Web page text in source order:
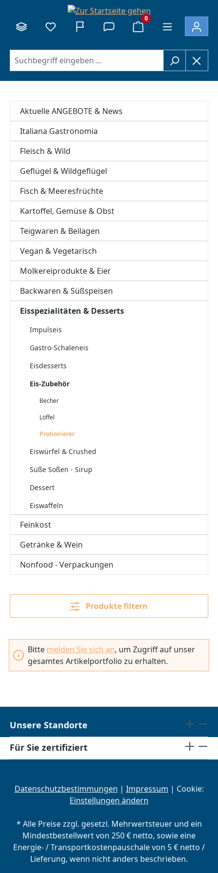
0
Aktuelle ANGEBOTE & News
Italiana Gastronomia
Fleisch & Wild
Geflügel & Wildgeflügel
Fisch & Meeresfrüchte
Kartoffel, Gemüse & Obst
Teigwaren & Beilagen
Vegan & Vegetarisch
Molkereiprodukte & Eier
Backwaren & Süßspeisen
Eisspezialitäten & Desserts
Impulseis
Gastro-Schaleneis
Eisdesserts
Eis-Zubehör
Becher
Löffel
Protionierer
Eiswürfel & Crushed
Süße Soßen - Sirup
Dessert
Eiswaffeln
Feinkost
Getränke & Wein
Nonfood - Verpackungen
Produkte filtern
Bitte melden Sie sich an, um Zugriff auf unser
gesamtes Artikelportfolio zu erhalten.
Unsere Standorte
Für Sie zertifiziert
Datenschutzbestimmungen | Impressum | Cookie:
Einstellungen ändern
* Alle Preise zzgl. gesetzl. Mehrwertsteuer und ein
Mindestbestellwert von 250 € netto, sowie eine
Energie- / Transportkostenpauschale von 5 € netto /
Lieferung, wenn nicht anders beschrieben.